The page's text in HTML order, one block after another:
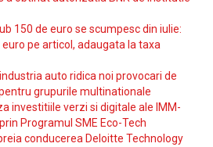
150 de euro se scumpesc din iulie:
pe articol, adaugata la taxa
auto ridica noi provocari de
grupurile multinationale
investitiile verzi si digitale ale IMM-
Programul SME Eco-Tech
conducerea Deloitte Technology